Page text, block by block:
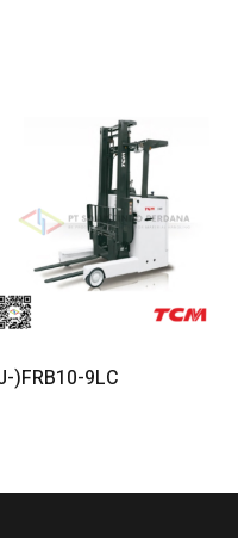
Read More
)FRB10-9LC